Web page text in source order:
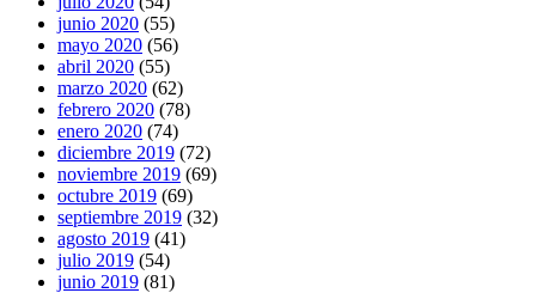
junio 2020 (55)
mayo 2020 (56)
abril 2020 (55)
marzo 2020 (62)
febrero 2020 (78)
enero 2020 (74)
diciembre 2019 (72)
noviembre 2019 (69)
octubre 2019 (69)
septiembre 2019 (32)
agosto 2019 (41)
julio 2019 (54)
junio 2019 (81)